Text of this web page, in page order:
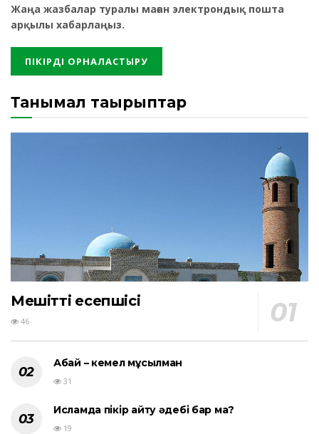
Жаңа жазбалар туралы маған электрондық пошта
арқылы хабарлаңыз.
Танымал тақырыптар
Мешіттің есепшісі
46
Абай – кемел мұсылман
31
Исламда пікір айту әдебі бар ма?
19